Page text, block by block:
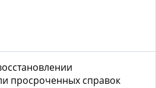
просроченных справок